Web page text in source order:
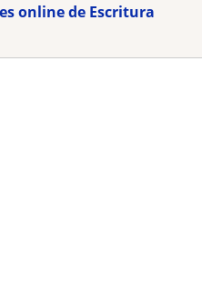
online de Escritura